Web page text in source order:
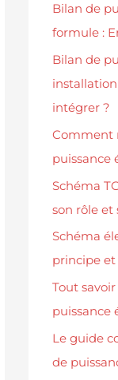
Bilan de
formule :
Bilan de
intégrer ?
Comment
puissance
Schéma
son rôle et
Schéma
principe
Tout
puissance
Le guide
de